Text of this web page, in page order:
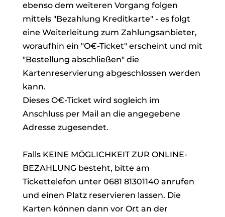
ebenso dem weiteren Vorgang folgen
mittels "Bezahlung Kreditkarte" - es folgt
eine Weiterleitung zum Zahlungsanbieter,
woraufhin ein "O€-Ticket" erscheint und mit
"Bestellung abschließen" die
Kartenreservierung abgeschlossen werden
kann.
Dieses O€-Ticket wird sogleich im
Anschluss per Mail an die angegebene
Adresse zugesendet.
Falls KEINE MÖGLICHKEIT ZUR ONLINE-
BEZAHLUNG besteht, bitte am
Tickettelefon unter 0681 81301140 anrufen
und einen Platz reservieren lassen. Die
Karten können dann vor Ort an der